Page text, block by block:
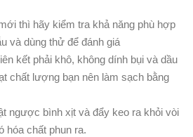
thì hãy kiểm tra khả năng phù hợp
và dùng thử để đánh giá
kết phải khô, không dính bụi và dầu
chất lượng bạn nên làm sạch bằng
ngược bình xịt và đẩy keo ra khỏi vòi
hóa chất phun ra.